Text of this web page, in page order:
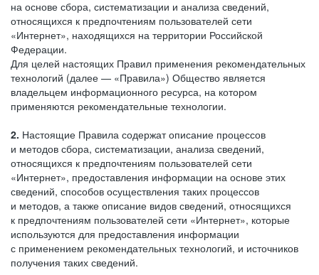
на основе сбора, систематизации и анализа сведений,
относящихся к предпочтениям пользователей сети
«Интернет», находящихся на территории Российской
Федерации.
Для целей настоящих Правил применения рекомендательных
технологий (далее — «Правила») Общество является
владельцем информационного ресурса, на котором
применяются рекомендательные технологии.
2. Настоящие Правила содержат описание процессов
и методов сбора, систематизации, анализа сведений,
относящихся к предпочтениям пользователей сети
«Интернет», предоставления информации на основе этих
сведений, способов осуществления таких процессов
и методов, а также описание видов сведений, относящихся
к предпочтениям пользователей сети «Интернет», которые
используются для предоставления информации
с применением рекомендательных технологий, и источников
получения таких сведений.